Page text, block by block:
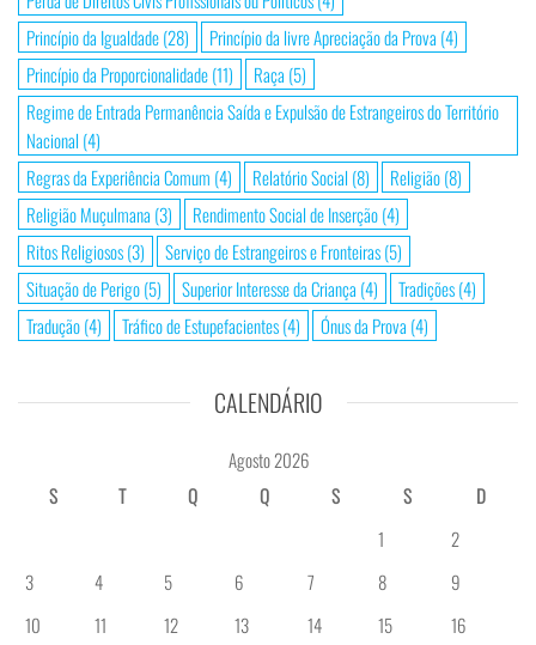
Princípio da Igualdade(28) Princípio da livre Apreciação da Prova (4)
Princípio da Proporcionalidade(11) Raça (5)
Regime de Entrada Permanência Saída e Expulsão de Estrangeiros do Território
Nacional (4)
Regras da Experiência Comum (4) Relatório Social (8) Religião(8)
Religião Muçulmana (3) Rendimento Social de Inserção(4)
Ritos Religiosos(3) Serviço de Estrangeiros e Fronteiras(5)
Situação de Perigo(5) Superior Interesse da Criança (4) Tradições(4)
Tradução(4) Tráfico de Estupefacientes(4) Ónus da Prova (4)
CALENDÁRIO
Agosto 2026
S
T Q Q S S
D
1
2
3
4 5 6 7 8
9
10
11 12 13 14 15
16